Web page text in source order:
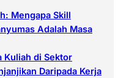
Mengapa Skill
Adalah Masa
Kuliah di Sektor
Daripada Kerja